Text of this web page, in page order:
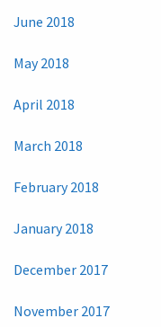
June 2018
May 2018
April 2018
March 2018
February 2018
January 2018
December 2017
November 2017